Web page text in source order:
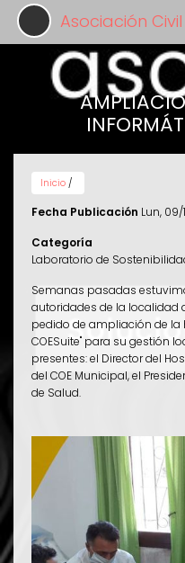
Pasar
contenido
Asociación
Inicio /
Fecha Publicación Lun, 09/
Categoría
Laboratorio de
Semanas pasadas
autoridades de la localidad
pedido de ampliación de la
COESuite" para su gestión
presentes: el Director del
del COE Municipal, el
de Salud.